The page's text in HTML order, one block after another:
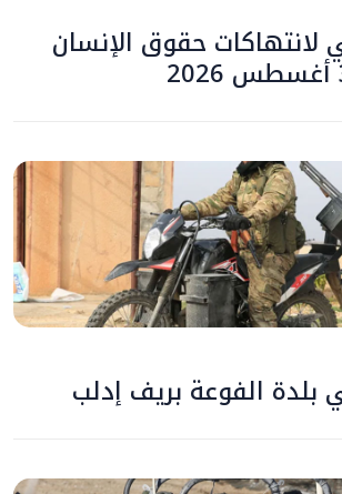
لانتهاكات حقوق الإنسان
الفوعة بريف إدلب